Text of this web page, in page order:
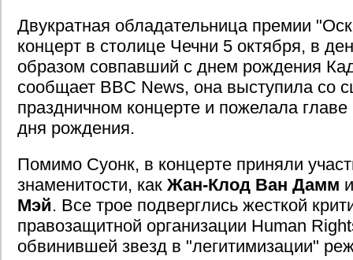
Двукратная обладательница премии
концерт в столице Чечни 5 октября, в
образом совпавший с днем рождения
сообщает BBC News, она выступила со
праздничном концерте и пожелала главе
дня рождения.
Помимо Суонк, в концерте приняли
знаменитости, как Жан-Клод Ван Дамм
Мэй. Все трое подверглись жесткой
правозащитной организации Human
обвинившей звезд в "легитимизации"